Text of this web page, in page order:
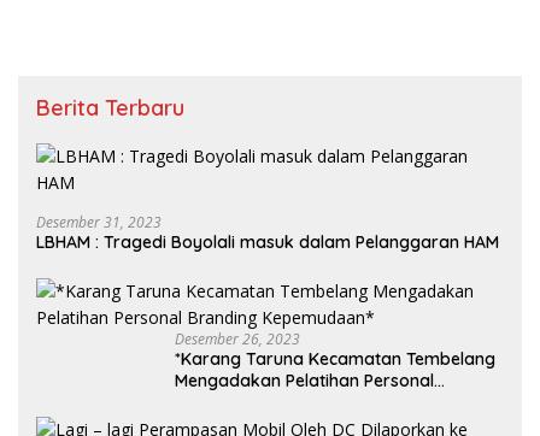
Berita Terbaru
Desember 31, 2023
LBHAM : Tragedi Boyolali masuk dalam Pelanggaran HAM
Desember 26, 2023
*Karang Taruna Kecamatan Tembelang
Mengadakan Pelatihan Personal